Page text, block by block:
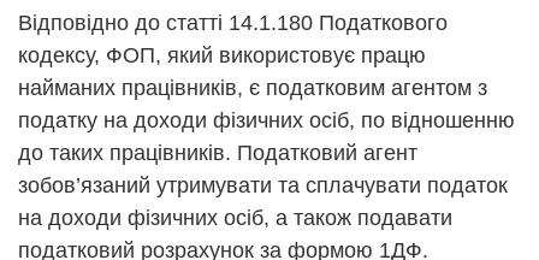
Відповідно до статті 14.1.180 Податкового
кодексу, ФОП, який використовує працю
найманих працівників, є податковим агентом з
податку на доходи фізичних осіб, по відношенню
до таких працівників. Податковий агент
зобов’язаний утримувати та сплачувати податок
на доходи фізичних осіб, а також подавати
податковий розрахунок за формою 1ДФ.